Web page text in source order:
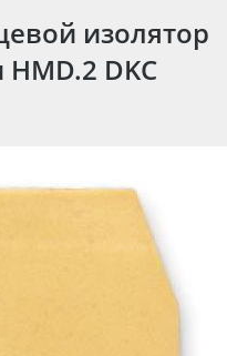
изолятор
DKC